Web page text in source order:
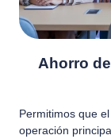
Ahorro
Permitimos que
operación